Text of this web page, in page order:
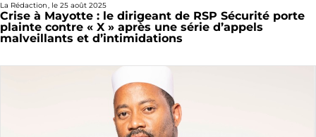
La Rédaction, le 25 août 2025
Crise à Mayotte : le dirigeant de RSP Sécurité porte
plainte contre « X » après une série d’appels
malveillants et d’intimidations